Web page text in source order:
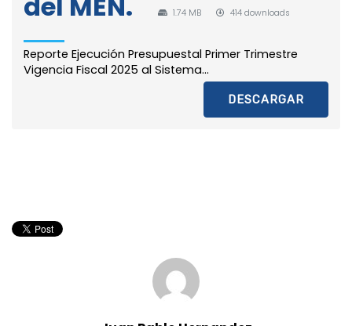
1.74 MB 414 downloads
Reporte Ejecución Presupuestal Primer Trimestre
Vigencia Fiscal 2025 al Sistema...
DESCARGAR